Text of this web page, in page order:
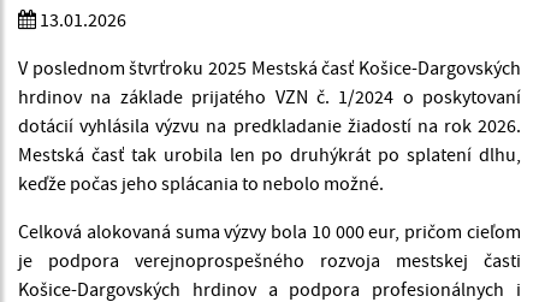
13.01.2026
V poslednom štvrťroku 2025 Mestská časť Košice-Dargovských
hrdinov na základe prijatého VZN č. 1/2024 o poskytovaní
dotácií vyhlásila výzvu na predkladanie žiadostí na rok 2026.
Mestská časť tak urobila len po druhýkrát po splatení dlhu,
keďže počas jeho splácania to nebolo možné.
Celková alokovaná suma výzvy bola 10 000 eur, pričom cieľom
je podpora verejnoprospešného rozvoja mestskej časti
Košice-Dargovských hrdinov a podpora profesionálnych i